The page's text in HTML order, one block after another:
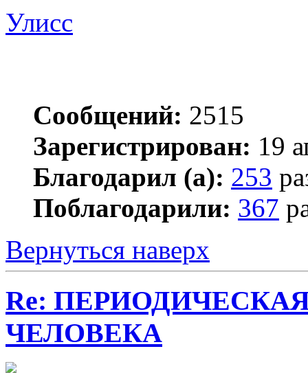
Улисс
Сообщений: 2515
Зарегистрирован: 19
Благодарил (а): 253
Поблагодарили: 367
Вернуться наверх
Re:
ЧЕЛОВЕКА